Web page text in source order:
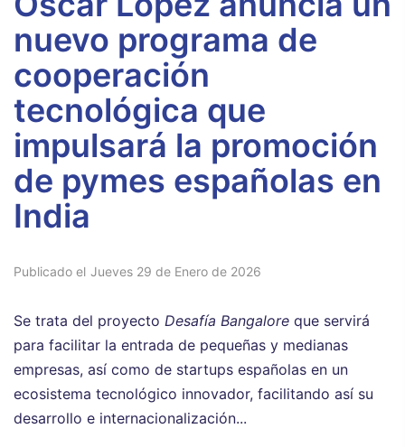
nuevo programa de
cooperación
tecnológica que
impulsará la promoción
de pymes españolas en
India
Publicado el Jueves 29 de Enero de 2026
Se trata del proyecto Desafía Bangalore que servirá
para facilitar la entrada de pequeñas y medianas
empresas, así como de startups españolas en un
ecosistema tecnológico innovador, facilitando así su
desarrollo e internacionalización...